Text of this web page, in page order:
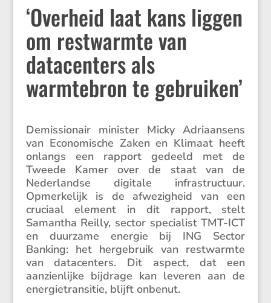
‘Overheid laat kans liggen
om restwarmte van
datacenters als
warmtebron te gebruiken’
Demis­si­o­nair minister Micky Adriaan­sens
van Econo­mi­sche Zaken en Klimaat heeft
onlangs een rapport gedeeld met de
Tweede Kamer over de staat van de
Neder­landse digitale infra­struc­tuur.
Opmer­ke­lijk is de afwezig­heid van een
cruciaal element in dit rapport, stelt
Samantha Reilly, sector speci­a­list TMT-ICT
en duurzame energie bij ING Sector
Banking: het herge­bruik van restwarmte
van datacen­ters. Dit aspect, dat een
aanzien­lijke bijdrage kan leveren aan de
energie­tran­sitie, blijft onbenut.